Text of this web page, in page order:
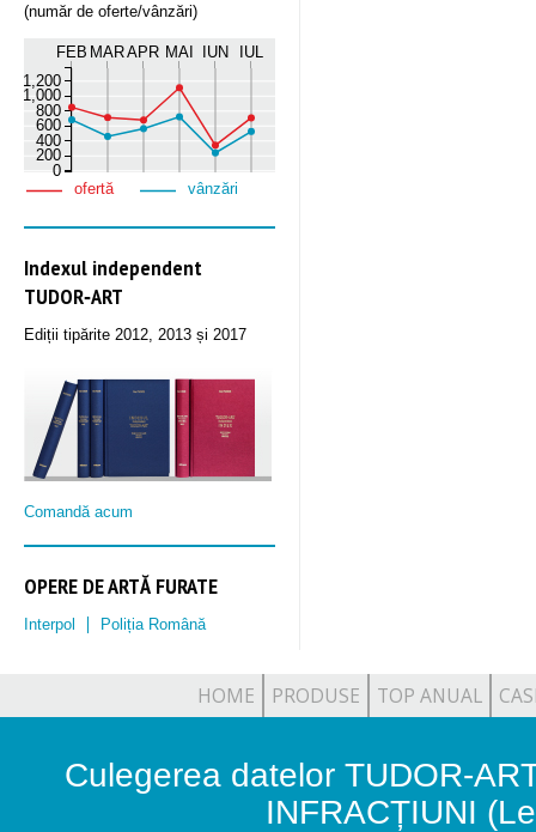
(număr de oferte/vânzări)
FEB MARAPR MAI IUN IUL
0
200
400
600
800
1,000
1,200
ofertă vânzări
Indexul independent
TUDOR‑ART
Ediții tipărite 2012, 2013 și 2017
Comandă acum
OPERE DE ARTĂ FURATE
Interpol Poliția Română
HOME PRODUSE TOP ANUAL
Culegerea datelor TUDOR-
INFRACȚIUNI